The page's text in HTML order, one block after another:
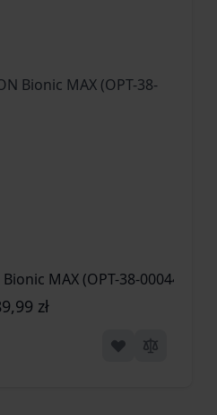
MAX (OPT-38-000441)
zł